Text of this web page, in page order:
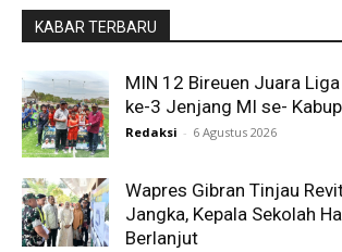
KABAR TERBARU
MIN 12 Bireuen Juara
ke-3 Jenjang MI se-
Redaksi - 6 Agustus 2026
Wapres Gibran Tinjau
Jangka, Kepala Sekolah
Berlanjut